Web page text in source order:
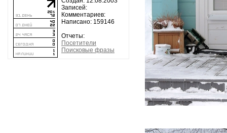
Записей:
Комментариев:
Написано: 159146
Отчеты:
Посетители
Поисковые фразы